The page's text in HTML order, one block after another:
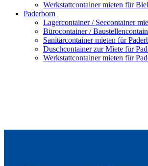
Werkstattcontainer mieten für
Paderborn
Lagercontainer / Seecontainer
Bürocontainer /
Sanitärcontainer mieten für
Duschcontainer zur Miete für
Werkstattcontainer mieten für